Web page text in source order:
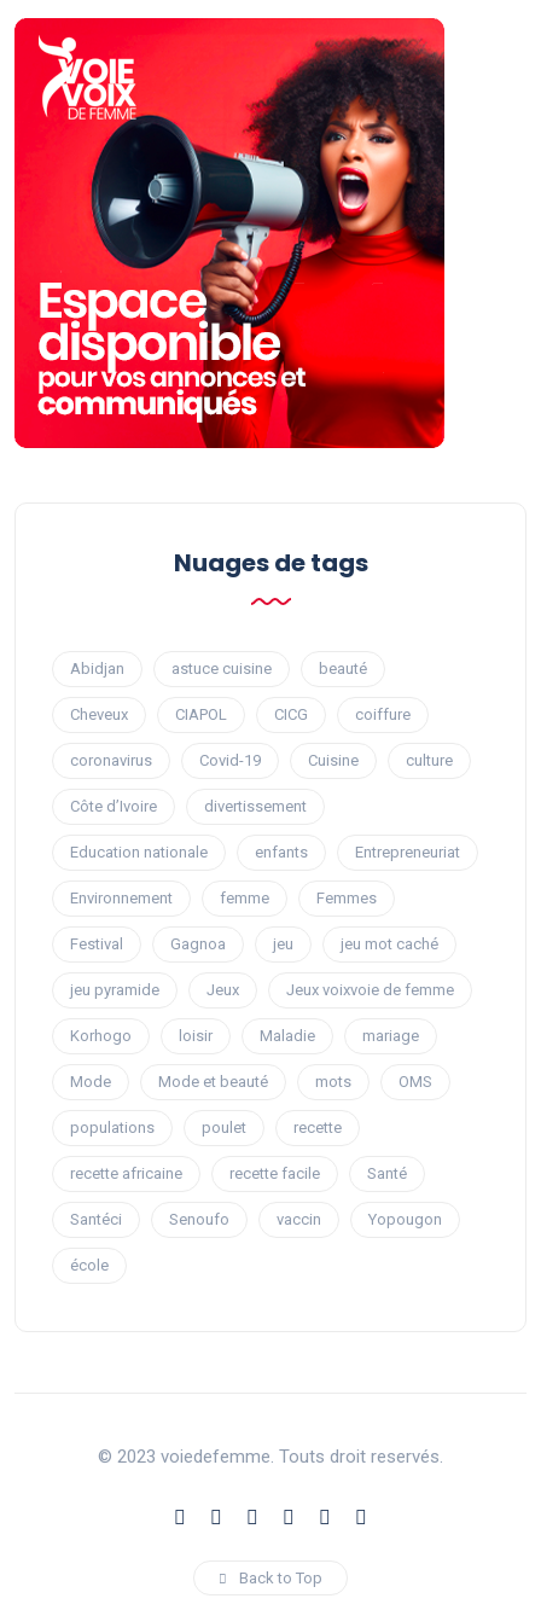
Nuages ​​de tags
Abidjan astuce cuisine beauté
Cheveux CIAPOL CICG coiffure
coronavirus Covid-19 Cuisine culture
Côte d’Ivoire divertissement
Education nationale enfants Entrepreneuriat
Environnement femme Femmes
Festival Gagnoa jeu jeu mot caché
jeu pyramide Jeux Jeux voixvoie de femme
Korhogo loisir Maladie mariage
Mode Mode et beauté mots OMS
populations poulet recette
recette africaine recette facile Santé
Santéci Senoufo vaccin Yopougon
école
© 2023 voiedefemme. Touts droit reservés.
Back to Top